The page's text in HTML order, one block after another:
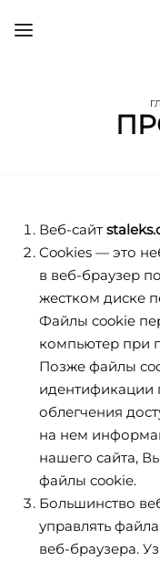
Веб-сайт
Cookies — это
в веб-браузер
жестком диске
Файлы cookie
компьютер при
Позже файлы
идентификации
облегчения
на нем
нашего сайта,
файлы cookie.
Большинство
управлять
веб-браузера.